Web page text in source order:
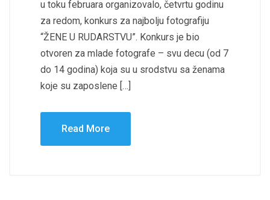
u toku februara organizovalo, četvrtu godinu
za redom, konkurs za najbolju fotografiju
“ŽENE U RUDARSTVU”. Konkurs je bio
otvoren za mlade fotografe – svu decu (od 7
do 14 godina) koja su u srodstvu sa ženama
koje su zaposlene […]
Read More